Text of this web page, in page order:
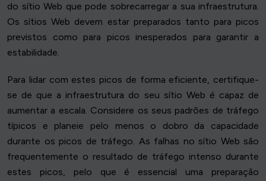
do sítio Web que pode sobrecarregar a sua infraestrutura.
Os sítios Web devem estar preparados tanto para picos
previstos como para picos inesperados para garantir a
estabilidade.
Para lidar com estes picos de forma eficiente, certifique-
se de que a infraestrutura do seu sítio Web é capaz de
aumentar a escala. Considere os seus padrões de tráfego
típicos e planeie pelo menos o dobro da capacidade
durante os picos de tráfego. As falhas no sítio Web são
frequentemente o resultado de tráfego intenso durante
estes picos, pelo que é essencial uma preparação